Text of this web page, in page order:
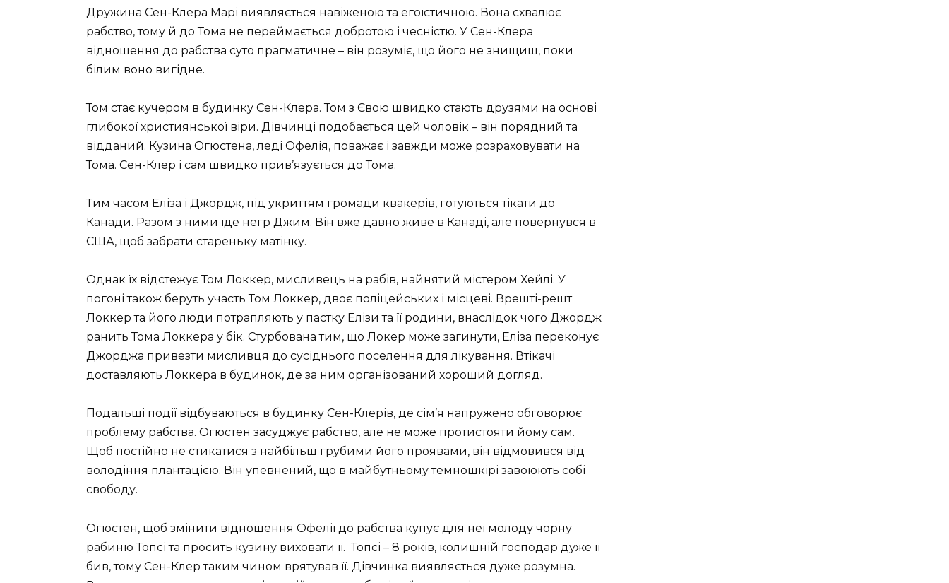
Дружина Сен-Клера Марі виявляється навіженою та егоїстичною. Вона схвалює
рабство, тому й до Тома не переймається добротою і чесністю. У Сен-Клера
відношення до рабства суто прагматичне – він розуміє, що його не знищиш, поки
білим воно вигідне.
Том стає кучером в будинку Сен-Клера. Том з Євою швидко стають друзями на основі
глибокої християнської віри. Дівчинці подобається цей чоловік – він порядний та
відданий. Кузина Огюстена, леді Офелія, поважає і завжди може розраховувати на
Тома. Сен-Клер і сам швидко прив’язується до Тома.
Тим часом Еліза і Джордж, під укриттям громади квакерів, готуються тікати до
Канади. Разом з ними їде негр Джим. Він вже давно живе в Канаді, але повернувся в
США, щоб забрати стареньку матінку.
Однак їх відстежує Том Локкер, мисливець на рабів, найнятий містером Хейлі. У
погоні також беруть участь Том Локкер, двоє поліцейських і місцеві. Врешті-решт
Локкер та його люди потрапляють у пастку Елізи та її родини, внаслідок чого Джордж
ранить Тома Локкера у бік. Стурбована тим, що Локер може загинути, Еліза переконує
Джорджа привезти мисливця до сусіднього поселення для лікування. Втікачі
доставляють Локкера в будинок, де за ним організований хороший догляд.
Подальші події відбуваються в будинку Сен-Клерів, де сім’я напружено обговорює
проблему рабства. Огюстен засуджує рабство, але не може протистояти йому сам.
Щоб постійно не стикатися з найбільш грубими його проявами, він відмовився від
володіння плантацією. Він упевнений, що в майбутньому темношкірі завоюють собі
свободу.
Огюстен, щоб змінити відношення Офелії до рабства купує для неї молоду чорну
рабиню Топсі та просить кузину виховати її. Топсі – 8 років, колишній господар дуже її
бив, тому Сен-Клер таким чином врятував її. Дівчинка виявляється дуже розумна.